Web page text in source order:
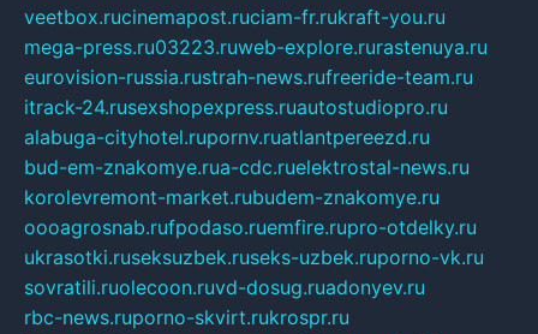
veetbox.rucinemapost.ruciam-fr.rukraft-you.ru
mega-press.ru03223.ruweb-explore.rurastenuya.ru
eurovision-russia.rustrah-news.rufreeride-team.ru
itrack-24.rusexshopexpress.ruautostudiopro.ru
alabuga-cityhotel.rupornv.ruatlantpereezd.ru
bud-em-znakomye.rua-cdc.ruelektrostal-news.ru
korolevremont-market.rubudem-znakomye.ru
oooagrosnab.rufpodaso.ruemfire.rupro-otdelky.ru
ukrasotki.ruseksuzbek.ruseks-uzbek.ruporno-vk.ru
sovratili.ruolecoon.ruvd-dosug.ruadonyev.ru
rbc-news.ruporno-skvirt.rukrospr.ru